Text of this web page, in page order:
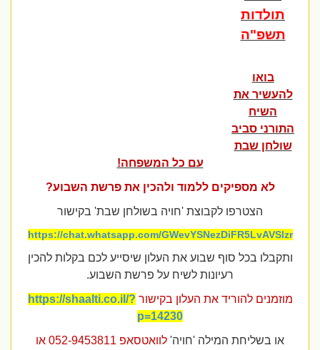
תולדות
תשפ"ה
בואו
להעשיר את
השיח
התורני סביב
שולחן שבת
עם כל המשפחה!
לא מספיקים ללמוד ולהכין את פרשת השבוע?
הצטרפו לקבוצת 'חויה בשולחן שבת' בקישור
https://chat.whatsapp.com/GWevYSNezDiFR5LvAVSlzr
ותקבלו בכל סוף שבוע את העלון שיסייע לכם בקלות להכין
רעיונות לשיח על פרשת השבוע.
מוזמנים להוריד את העלון בקישור https://shaalti.co.il/?
p=14230
או בשליחת המילה 'חויה'
לוואטסאפ 052-9453811 או